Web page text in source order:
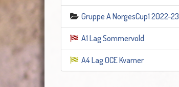
Gruppe A NorgesCup1 2022-23
A1 Lag Sommervold
A4 Lag OCE Kvarner